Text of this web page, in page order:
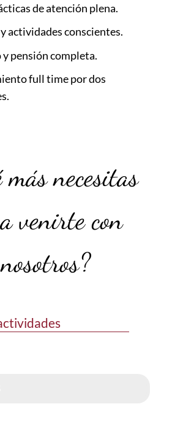
de atención plena.
actividades conscientes.
pensión completa.
full time por dos
más necesitas
venirte con
nosotros?